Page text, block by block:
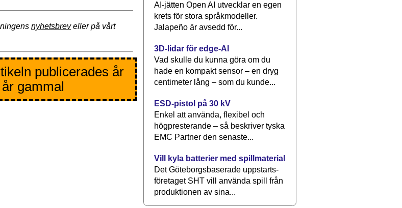
nyhetsbreveller på vårt
publicerades år
gammal
AI-jätten Open AI utvecklar en egen
krets för stora språkmodeller.
Jalapeño är avsedd för...
3D-lidar för edge-AI
Vad skulle du kunna göra om du
hade en kompakt sensor – en dryg
centimeter lång – som du kunde...
ESD-pistol på 30 kV
Enkel att använda, flexibel och
högpresterande – så beskriver tyska
EMC Partner den senaste...
Vill kyla batterier med spillmaterial
Det Göteborgsbaserade upp­starts­
företaget SHT vill använda spill från
produktionen av sina...